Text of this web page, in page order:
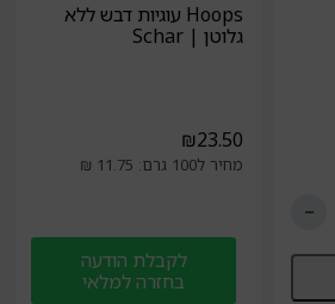
Hoops עוגיות דבש ללא
גלוטן | Schar
₪23.50
מחיר ל100 גרם: 11.75 ₪
לקבלת הודעה
בחזרה למלאי